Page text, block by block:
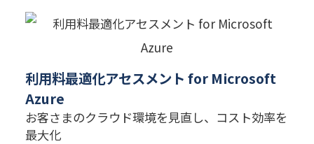
利用料最適化アセスメント for Microsoft
Azure
お客さまのクラウド環境を見直し、コスト効率を
最大化